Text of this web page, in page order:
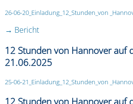
26-06-20_Einladung_12_Stunden_von
→ Bericht
12 Stunden von Hannover auf
21.06.2025
25-06-21_Einladung_12_Stunden_von
12 Stunden von Hannover auf